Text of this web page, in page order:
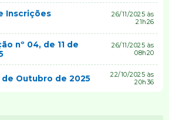
Inscrições
26/11/2025 às
21h26
nº 04, de 11 de
26/11/2025 às
08h20
de Outubro de 2025
22/10/2025 às
20h36